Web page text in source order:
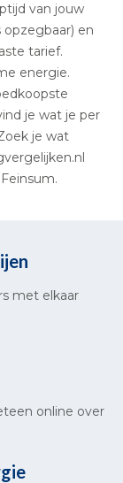
van jouw
en
tarief.
energie.
je wat je per
je wat
met elkaar
online over